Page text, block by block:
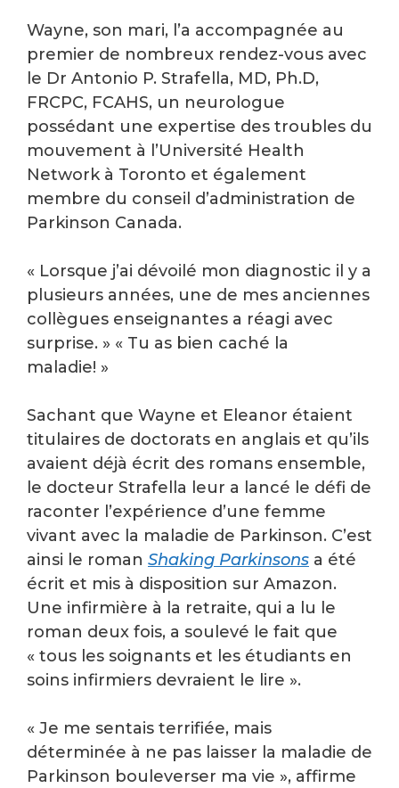
Wayne, son mari, l’a accompagnée au
premier de nombreux rendez-vous avec
le Dr Antonio P. Strafella, MD, Ph.D,
FRCPC, FCAHS, un neurologue
possédant une expertise des troubles du
mouvement à l’Université Health
Network à Toronto et également
membre du conseil d’administration de
Parkinson Canada.
« Lorsque j’ai dévoilé mon diagnostic il y a
plusieurs années, une de mes anciennes
collègues enseignantes a réagi avec
surprise. » « Tu as bien caché la
maladie! »
Sachant que Wayne et Eleanor étaient
titulaires de doctorats en anglais et qu’ils
avaient déjà écrit des romans ensemble,
le docteur Strafella leur a lancé le défi de
raconter l’expérience d’une femme
vivant avec la maladie de Parkinson. C’est
ainsi le roman Shaking Parkinsons a été
écrit et mis à disposition sur Amazon.
Une infirmière à la retraite, qui a lu le
roman deux fois, a soulevé le fait que
« tous les soignants et les étudiants en
soins infirmiers devraient le lire ».
« Je me sentais terrifiée, mais
déterminée à ne pas laisser la maladie de
Parkinson bouleverser ma vie », affirme